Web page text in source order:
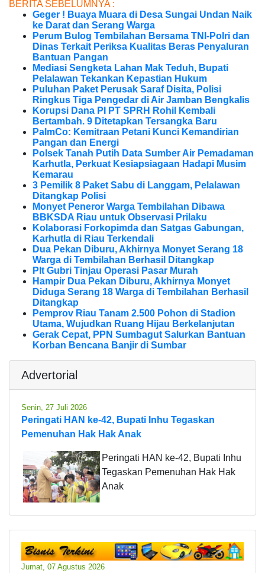
BERITA SEBELUMNYA :
Geger ! Buaya Muara di Desa Sungai Undan Naik
ke Darat dan Serang Warga
Perum Bulog Tembilahan Bersama TNI-Polri dan
Dinas Terkait Periksa Kualitas Beras Penyaluran
Bantuan Pangan
Mediasi Sengketa Lahan Mak Teduh, Bupati
Pelalawan Tekankan Kepastian Hukum
Puluhan Paket Perusak Saraf Disita, Polisi
Ringkus Tiga Pengedar di Air Jamban Bengkalis
Korupsi Dana PI PT SPRH Rohil Kembali
Bertambah. 9 Ditetapkan Tersangka Baru
PalmCo: Kemitraan Petani Kunci Kemandirian
Pangan dan Energi
Polsek Tanah Putih Data Sumber Air Pemadaman
Karhutla, Perkuat Kesiapsiagaan Hadapi Musim
Kemarau
3 Pemilik 8 Paket Sabu di Langgam, Pelalawan
Ditangkap Polisi
Monyet Peneror Warga Tembilahan Dibawa
BBKSDA Riau untuk Observasi Prilaku
Kolaborasi Forkopimda dan Satgas Gabungan,
Karhutla di Riau Terkendali
Dua Pekan Diburu, Akhirnya Monyet Serang 18
Warga di Tembilahan Berhasil Ditangkap
Plt Gubri Tinjau Operasi Pasar Murah
Hampir Dua Pekan Diburu, Akhirnya Monyet
Diduga Serang 18 Warga di Tembilahan Berhasil
Ditangkap
Pemprov Riau Tanam 2.500 Pohon di Stadion
Utama, Wujudkan Ruang Hijau Berkelanjutan
Gerak Cepat, PPN Sumbagut Salurkan Bantuan
Korban Bencana Banjir di Sumbar
Advertorial
Senin, 27 Juli 2026
Peringati HAN ke-42, Bupati Inhu Tegaskan
Pemenuhan Hak Hak Anak
Peringati HAN ke-42, Bupati Inhu
Tegaskan Pemenuhan Hak Hak
Anak
Jumat, 07 Agustus 2026